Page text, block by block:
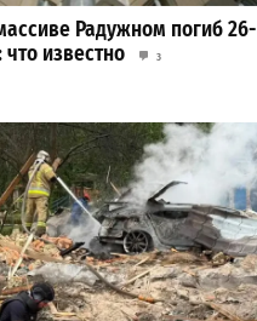
Радужном погиб 26-
известно
3